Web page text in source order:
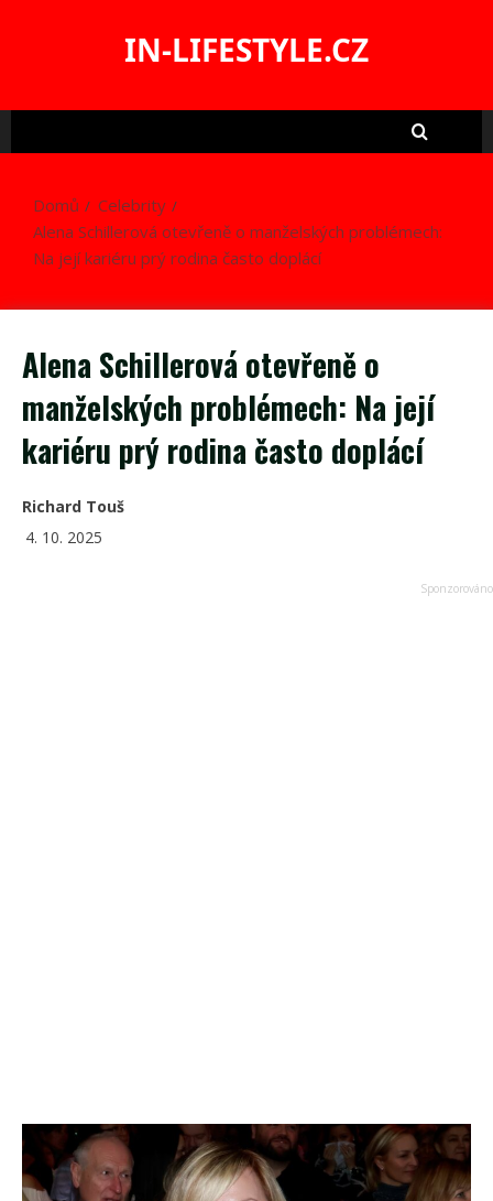
IN-LIFESTYLE.CZ
Domů
Celebrity
Alena Schillerová otevřeně o manželských problémech:
Na její kariéru prý rodina často doplácí
Alena Schillerová otevřeně o
manželských problémech: Na její
kariéru prý rodina často doplácí
Richard Touš
4. 10. 2025